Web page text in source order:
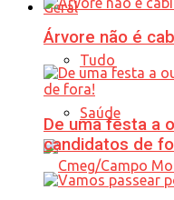
Geral
Tudo
Saúde
Árvore não é
De uma festa a
candidatos de